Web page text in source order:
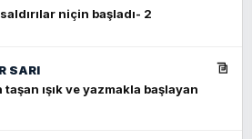
niçin başladı- 2
SARI
ışık ve yazmakla başlayan